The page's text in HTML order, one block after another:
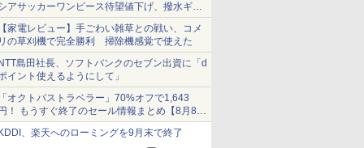
アサッカーワンピース待望値下げ、撥水ギア
ョーツは1990円に
家電レビュー】手ごわい雑草との戦い、コメ
の草刈機で完全勝利 掃除機感覚で使えた
島田社長、ソフトバンクのセブン出資に「d
イント使えるようにして」
オクトパストラベラー」70%オフで1,643
！ もうすぐ終了のセール情報まとめ【8月8日
新】
ンテンドーeショップでは「大神 絶景版」が
、楽天へのローミングを9月末で終了